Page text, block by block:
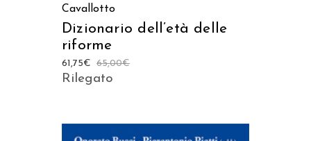
Cavallotto
Dizionario dell’età delle
riforme
65,00€
61,75€
Rilegato